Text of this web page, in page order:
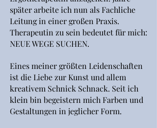
später arbeite ich nun als Fachliche
Leitung in einer großen Praxis.
Therapeutin zu sein bedeutet für mich:
NEUE WEGE SUCHEN.
Eines meiner größten Leidenschaften
ist die Liebe zur Kunst und allem
kreativem Schnick Schnack. Seit ich
klein bin begeistern mich Farben und
Gestaltungen in jeglicher Form.